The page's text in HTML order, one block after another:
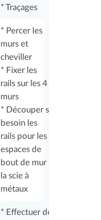
* Traçages
* Percer les
murs et
cheviller
* Fixer les
rails sur les 4
murs
* Découper si
besoin les
rails pour les
espaces de
bout de mur
la scie à
métaux
* Effectuer de